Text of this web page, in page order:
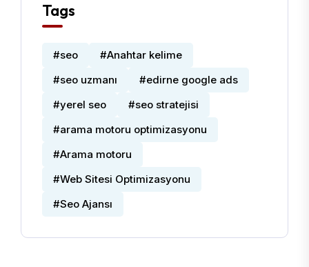
Tags
#seo
#Anahtar kelime
#seo uzmanı
#edirne google ads
#yerel seo
#seo stratejisi
#arama motoru optimizasyonu
#Arama motoru
#Web Sitesi Optimizasyonu
#Seo Ajansı